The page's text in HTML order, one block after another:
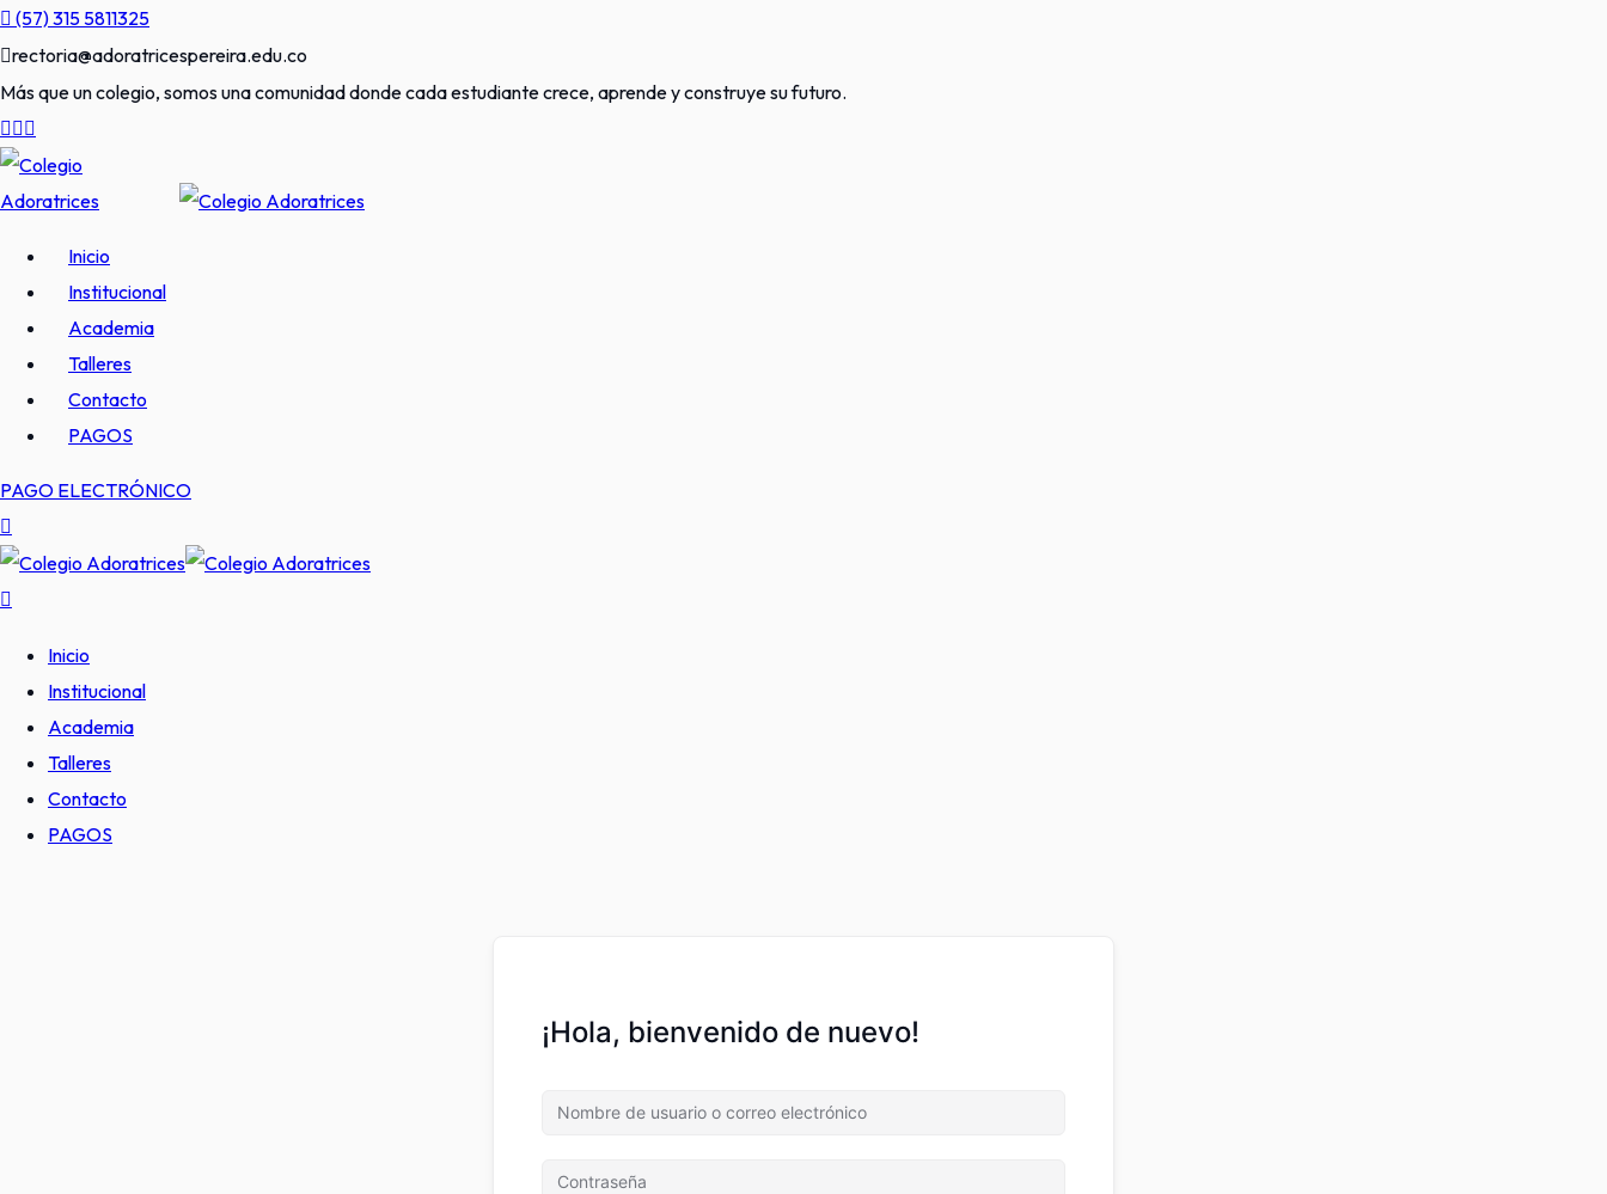
Skip
to
content
(57) 315 5811325
rectoria@adoratricespereira.edu.co
Más que un colegio, somos una comunidad donde cada estudiante crece, aprende y construye su futuro.
Inicio
Institucional
Academia
Talleres
Contacto
PAGOS
PAGO ELECTRÓNICO
Inicio
Institucional
Academia
Talleres
Contacto
PAGOS
¡Hola, bienvenido de nuevo!